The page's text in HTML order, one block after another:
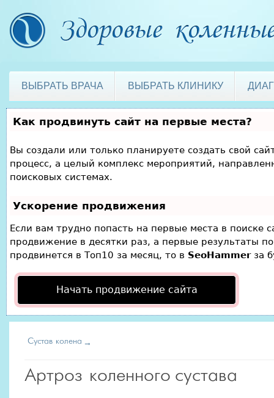
ВЫБРАТЬ ВРАЧА ВЫБРАТЬ КЛИНИКУ
Как продвинуть сайт на первые места?
Вы создали или только планируете создать свой
процесс, а целый комплекс мероприятий,
поисковых системах.
Ускорение продвижения
Если вам трудно попасть на первые места в поиске
продвижение в десятки раз, а первые результаты
продвинется в Топ10 за месяц, то в SeoHammerза
Начать продвижение сайта
Сустав колена
Артроз коленного сустава